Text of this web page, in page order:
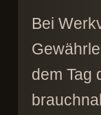
Bei
dem Tag